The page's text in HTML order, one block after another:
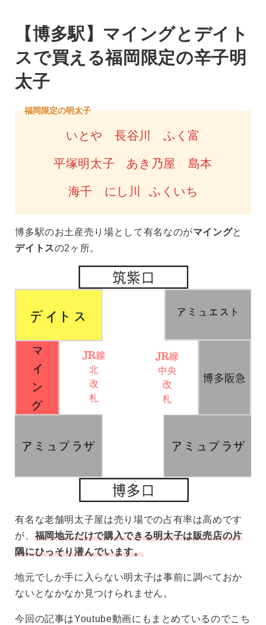
【博多駅】マイングとデイト
スで買える福岡限定の辛子明
太子
福岡限定の明太子
いとや 長谷川 ふく富
平塚明太子 あき乃屋 島本
海千 にし川 ふくいち
博多駅のお土産売り場として有名なのがマイングと
デイトスの2ヶ所。
有名な老舗明太子屋は売り場での占有率は高めです
が、 福岡地元だけで購入できる明太子は販売店の片
隅にひっそり潜んでいます。
地元でしか手に入らない明太子は事前に調べておか
ないとなかなか見つけられません。
今回の記事はYoutube動画にもまとめているのでこち